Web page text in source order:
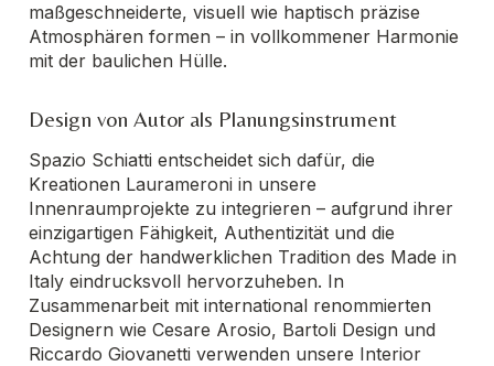
maßgeschneiderte, visuell wie haptisch präzise
Atmosphären formen – in vollkommener Harmonie
mit der baulichen Hülle.
Design von Autor als Planungsinstrument
Spazio Schiatti entscheidet sich dafür, die
Kreationen Laurameroni in unsere
Innenraumprojekte zu integrieren – aufgrund ihrer
einzigartigen Fähigkeit, Authentizität und die
Achtung der handwerklichen Tradition des Made in
Italy eindrucksvoll hervorzuheben. In
Zusammenarbeit mit international renommierten
Designern wie Cesare Arosio, Bartoli Design und
Riccardo Giovanetti verwenden unsere Interior